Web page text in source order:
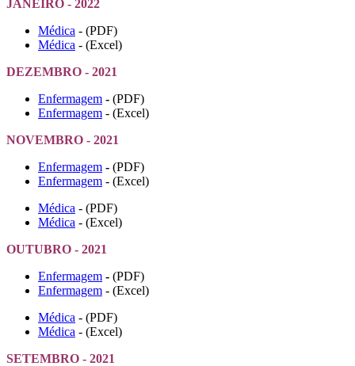
JANEIRO - 2022
Médica - (PDF)
Médica - (Excel)
DEZEMBRO - 2021
Enfermagem - (PDF)
Enfermagem - (Excel)
NOVEMBRO - 2021
Enfermagem - (PDF)
Enfermagem - (Excel)
Médica - (PDF)
Médica - (Excel)
OUTUBRO - 2021
Enfermagem - (PDF)
Enfermagem - (Excel)
Médica - (PDF)
Médica - (Excel)
SETEMBRO - 2021